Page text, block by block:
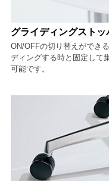
グライディングストッ
ON/OFFの切り替えができ
ディングする時と固定して
可能です。